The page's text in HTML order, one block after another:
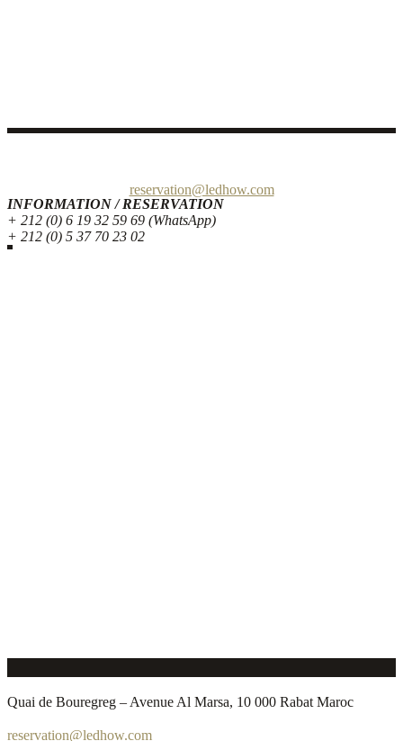
reservation@ledhow.com
INFORMATION / RESERVATION
+ 212 (0) 6 19 32 59 69 (WhatsApp)
+ 212 (0) 5 37 70 23 02
Quai de Bouregreg – Avenue Al Marsa, 10 000 Rabat Maroc
reservation@ledhow.com